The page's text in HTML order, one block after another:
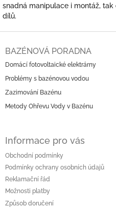
snadná manipulace i montáž,
dílů.
BAZÉNOVÁ PORADNA
Domácí fotovoltaické elektrárny
Problémy s bazénovou vodou
Zazimování Bazénu
Metody Ohřevu Vody v Bazénu
Informace pro vás
Obchodní podmínky
Podmínky ochrany osobních údajů
Reklamační řád
Možnosti platby
Způsob doručení